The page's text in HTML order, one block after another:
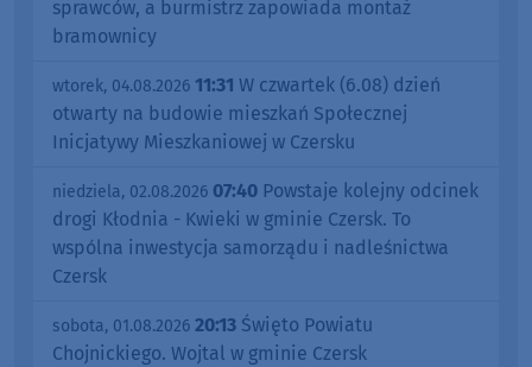
sprawców, a burmistrz zapowiada montaż
bramownicy
wtorek, 04.08.2026 11:31 W czwartek (6.08) dzień
otwarty na budowie mieszkań Społecznej
Inicjatywy Mieszkaniowej w Czersku
niedziela, 02.08.2026 07:40 Powstaje kolejny odcinek
drogi Kłodnia - Kwieki w gminie Czersk. To
wspólna inwestycja samorządu i nadleśnictwa
Czersk
sobota, 01.08.2026 20:13 Święto Powiatu
Chojnickiego. Wojtal w gminie Czersk